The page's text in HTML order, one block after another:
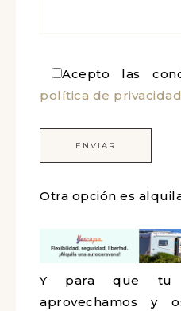
Por favor, deja este
Acepto las
política de privacidad
Otra opción es
Y para que tu
aprovechamos y